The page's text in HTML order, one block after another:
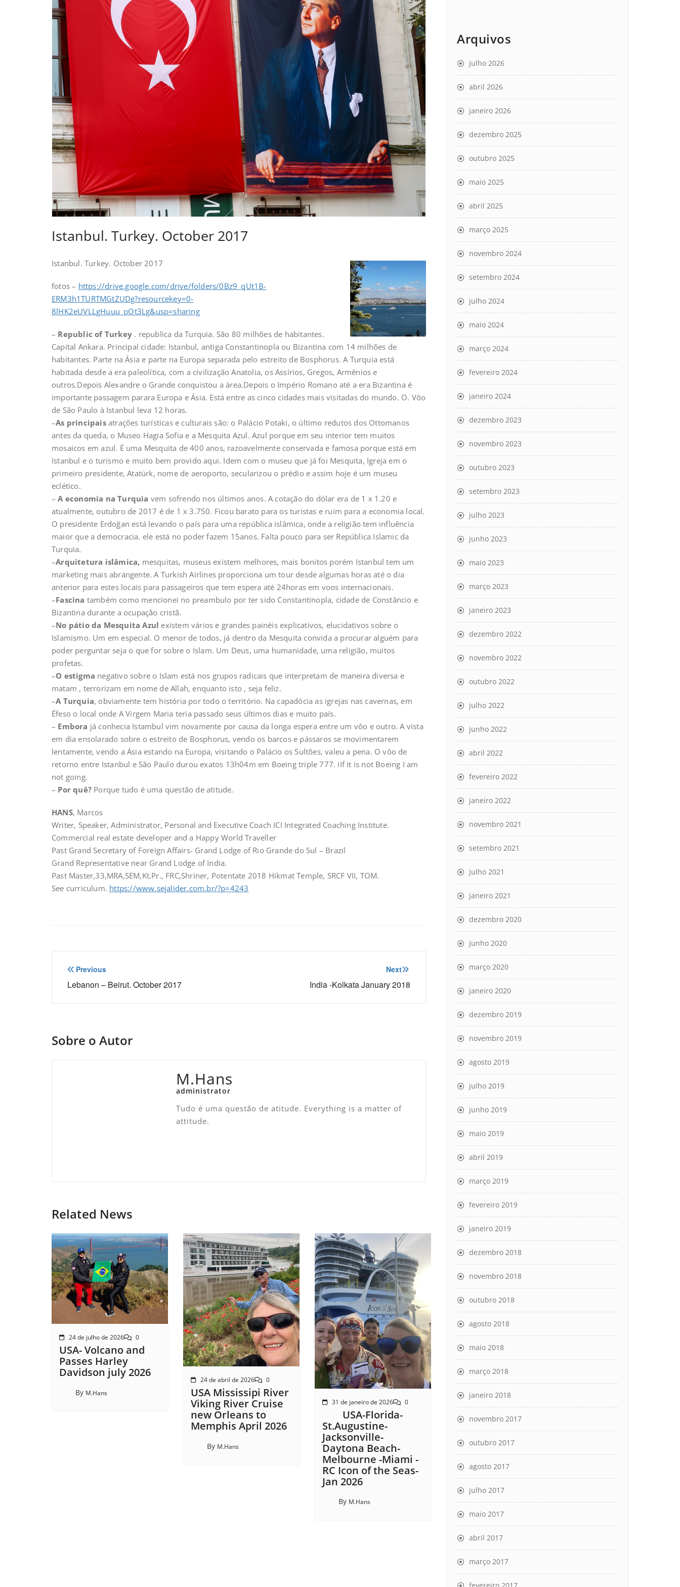
Istanbul. Turkey. October 2017
Istanbul. Turkey. October 2017
fotos – https://drive.google.com/drive/folders/0Bz9_qUt1B-
ERM3h1TURTMGtZUDg?resourcekey=0-
8lHK2eUVLLgHuuu_pOt3Lg&usp=sharing
– Republic of Turkey . republica da Turquia. São 80 milhões de habitantes.
Capital Ankara. Principal cidade: Istanbul, antiga Constantinopla ou Bizantina com 14 milhões de
habitantes. Parte na Ásia e parte na Europa separada pelo estreito de Bosphorus. A Turquia está
habitada desde a era paleolítica, com a civilização Anatolia, os Assírios, Gregos, Armênios e
outros.Depois Alexandre o Grande conquistou a área.Depois o Império Romano até a era Bizantina é
importante passagem parara Europa e Ásia. Está entre as cinco cidades mais visitadas do mundo. O. Vôo
de São Paulo à Istanbul leva 12 horas.
–As principaisatrações turísticas e culturais são: o Palácio Potaki, o último redutos dos Ottomanos
antes da queda, o Museo Hagia Sofia e a Mesquita Azul. Azul porque em seu interior tem muitos
mosaicos em azul. É uma Mesquita de 400 anos, razoavelmente conservada e famosa porque está em
Istanbul e o turismo e muito bem provido aqui. Idem com o museu que já foi Mesquita, Igreja em o
primeiro presidente, Atatürk, nome de aeroporto, secularizou o prédio e assim hoje é um museu
eclético.
–A economia na Turquia vem sofrendo nos últimos anos. A cotação do dólar era de 1 x 1.20 e
atualmente, outubro de 2017 é de 1 x 3.750. Ficou barato para os turistas e ruim para a economia local.
O presidente Erdoğan está levando o país para uma república islâmica, onde a religião tem influência
maior que a democracia. ele está no poder fazem 15anos. Falta pouco para ser República Islamic da
Turquia.
–Arquitetura islâmica, mesquitas, museus existem melhores, mais bonitos porém Istanbul tem um
marketing mais abrangente. A Turkish Airlines proporciona um tour desde algumas horas até o dia
anterior para estes locais para passageiros que tem espera até 24horas em voos internacionais.
–Fascina também como mencionei no preambulo por ter sido Constantinopla, cidade de Constâncio e
Bizantina durante a ocupação cristã.
–No pátio da Mesquita Azul existem vários e grandes painéis explicativos, elucidativos sobre o
Islamismo. Um em especial. O menor de todos, já dentro da Mesquita convida a procurar alguém para
poder perguntar seja o que for sobre o Islam. Um Deus, uma humanidade, uma religião, muitos
profetas.
–O estigma negativo sobre o Islam está nos grupos radicais que interpretam de maneira diversa e
matam , terrorizam em nome de Allah, enquanto isto , seja feliz.
–A Turquia, obviamente tem história por todo o território. Na capadócia as igrejas nas cavernas, em
Éfeso o local onde A Virgem Maria teria passado seus últimos dias e muito país.
– Embora já conhecia Istambul vim novamente por causa da longa espera entre um vôo e outro. A vista
em dia ensolarado sobre o estreito de Bosphorus, vendo os barcos e pássaros se movimentarem
lentamente, vendo a Ásia estando na Europa, visitando o Palácio os Sultões, valeu a pena. O vôo de
retorno entre Istanbul e São Paulo durou exatos 13h04m em Boeing triple 777. iIf it is not Boeing I am
not going.
– Por quê? Porque tudo é uma questão de atitude.
HANS, Marcos
Writer, Speaker, Administrator, Personal and Executive Coach ICI Integrated Coaching Institute.
Commercial real estate developer and a Happy World Traveller
Past Grand Secretary of Foreign Affairs- Grand Lodge of Rio Grande do Sul – Brazil
Grand Representative near Grand Lodge of India.
Past Master,33,MRA,SEM,Kt.Pr., FRC,Shriner, Potentate 2018 Hikmat Temple, SRCF VII, TOM.
See curriculum. https://www.sejalider.com.br/?p=4243
Navegação
de
Previous
Lebanon – Beirut. October 2017
Next
India -Kolkata January 2018
Sobre o Autor
M.Hans
administrator
Tudo é uma questão de atitude. Everything is a matter of
attitude.
Related News
24 de julho de 2026 0
USA- Volcano and
Passes Harley
Davidson july 2026
By M.Hans
24 de abril de 2026 0
USA Mississipi River
Viking River Cruise
new Orleans to
Memphis April 2026
By M.Hans
31 de janeiro de 2026 0
USA-Florida-
St.Augustine-
Jacksonville-
Daytona Beach-
Melbourne -Miami -
RC Icon of the Seas-
Jan 2026
By M.Hans
Arquivos
julho 2026
abril 2026
janeiro 2026
dezembro 2025
outubro 2025
maio 2025
abril 2025
março 2025
novembro 2024
setembro 2024
julho 2024
maio 2024
março 2024
fevereiro 2024
janeiro 2024
dezembro 2023
novembro 2023
outubro 2023
setembro 2023
julho 2023
junho 2023
maio 2023
março 2023
janeiro 2023
dezembro 2022
novembro 2022
outubro 2022
julho 2022
junho 2022
abril 2022
fevereiro 2022
janeiro 2022
novembro 2021
setembro 2021
julho 2021
janeiro 2021
dezembro 2020
junho 2020
março 2020
janeiro 2020
dezembro 2019
novembro 2019
agosto 2019
julho 2019
junho 2019
maio 2019
abril 2019
março 2019
fevereiro 2019
janeiro 2019
dezembro 2018
novembro 2018
outubro 2018
agosto 2018
maio 2018
março 2018
janeiro 2018
novembro 2017
outubro 2017
agosto 2017
julho 2017
maio 2017
abril 2017
março 2017